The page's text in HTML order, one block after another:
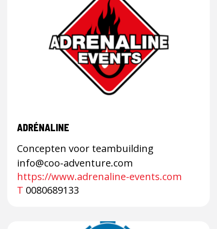
ADRÉNALINE
Concepten voor teambuilding
info@coo-adventure.com
https://www.adrenaline-events.com
T 0080689133